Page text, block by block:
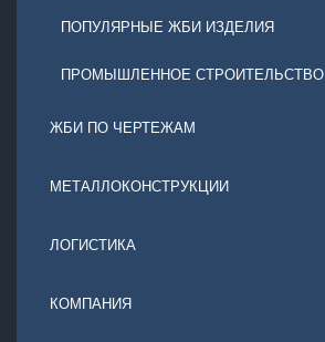
ПОПУЛЯРНЫЕ ЖБИ ИЗДЕЛИЯ
ПРОМЫШЛЕННОЕ СТРОИТЕЛЬСТВО
ЖБИ ПО ЧЕРТЕЖАМ
МЕТАЛЛОКОНСТРУКЦИИ
ЛОГИСТИКА
КОМПАНИЯ